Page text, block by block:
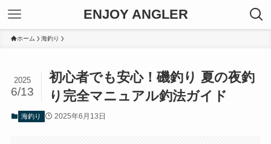
ENJOY ANGLER
ホーム 海釣り
初心者でも安心！磯釣り 夏の夜釣
り完全マニュアル釣法ガイド
2025
6/13
海釣り 2025年6月13日